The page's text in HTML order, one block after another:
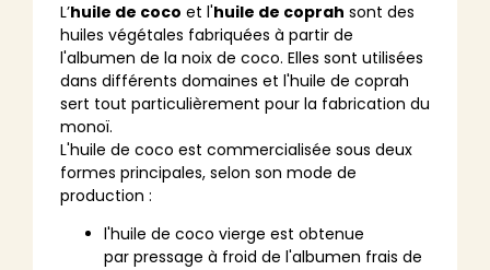
L’huile de coco et l'huile de coprah sont des
huiles végétales fabriquées à partir de
l'albumen de la noix de coco. Elles sont utilisées
dans différents domaines et l'huile de coprah
sert tout particulièrement pour la fabrication du
monoï.
L'huile de coco est commercialisée sous deux
formes principales, selon son mode de
production :
l'huile de coco vierge est obtenue
par pressage à froid de l'albumen frais de